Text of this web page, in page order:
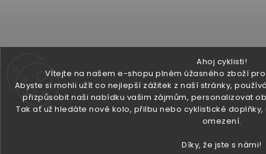
Ahoj cyklisti!
Vítejte na našem e-shopu plném úžasného zboží
Abyste si mohli užít co nejlepší zážitek z naší stránky,
přizpůsobit naši nabídku vašim zájmům, personalizovat
Tak ať už hledáte nové kolo, přilbu nebo cyklistické
omezení.
Díky, že jste s námi!